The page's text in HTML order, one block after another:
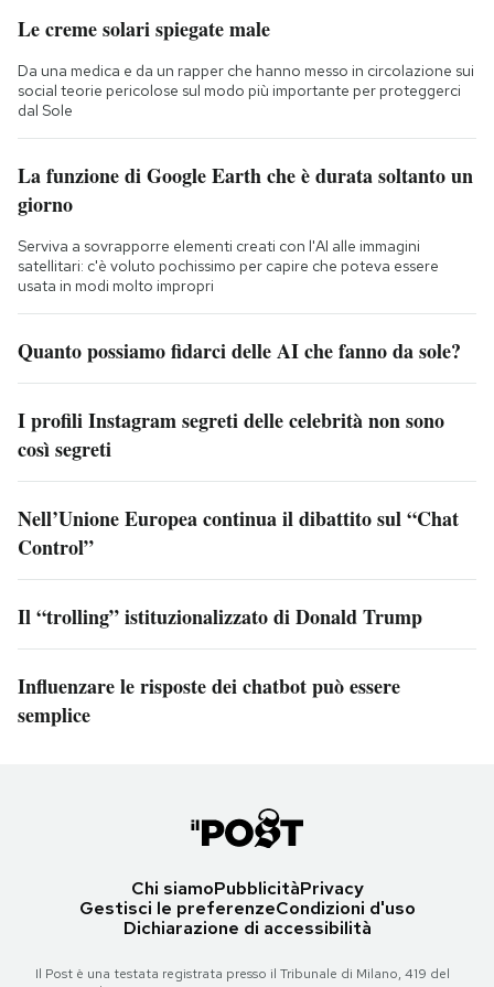
Le creme solari spiegate male
Da una medica e da un rapper che hanno messo in circolazione sui
social teorie pericolose sul modo più importante per proteggerci
dal Sole
La funzione di Google Earth che è durata soltanto un
giorno
Serviva a sovrapporre elementi creati con l'AI alle immagini
satellitari: c'è voluto pochissimo per capire che poteva essere
usata in modi molto impropri
Quanto possiamo fidarci delle AI che fanno da sole?
I profili Instagram segreti delle celebrità non sono
così segreti
Nell’Unione Europea continua il dibattito sul “Chat
Control”
Il “trolling” istituzionalizzato di Donald Trump
Influenzare le risposte dei chatbot può essere
semplice
Chi siamoPubblicitàPrivacy
Gestisci le preferenzeCondizioni d'uso
Dichiarazione di accessibilità
Il Post è una testata registrata presso il Tribunale di Milano, 419 del